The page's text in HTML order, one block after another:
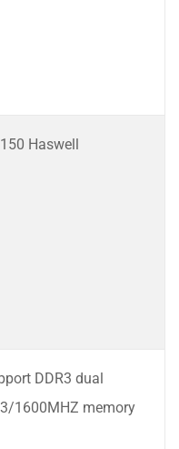
Haswell
DDR3 dual
1600MHZ memory